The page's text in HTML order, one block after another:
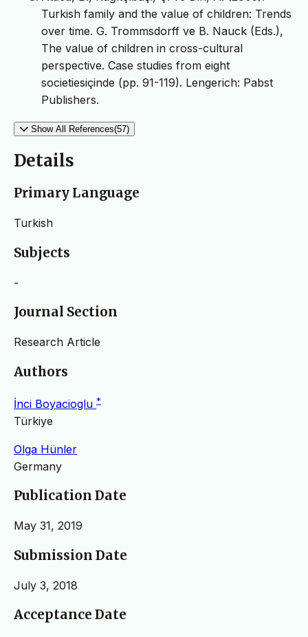
Turkish family and the value of children: Trends
over time. G. Trommsdorff ve B. Nauck (Eds.),
The value of children in cross-cultural
perspective. Case studies from eight
societiesiçinde (pp. 91-119). Lengerich: Pabst
Publishers.
Show All References(57)
Details
Primary Language
Turkish
Subjects
-
Journal Section
Research Article
Authors
İnci Boyacioglu *
Türkiye
Olga Hünler
Germany
Publication Date
May 31, 2019
Submission Date
July 3, 2018
Acceptance Date